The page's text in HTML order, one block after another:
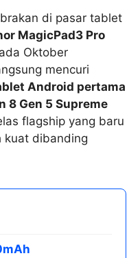
di pasar tablet
MagicPad3 Pro
Oktober
mencuri
Android pertama
8 Gen 5 Supreme
flagship yang baru
kuat dibanding